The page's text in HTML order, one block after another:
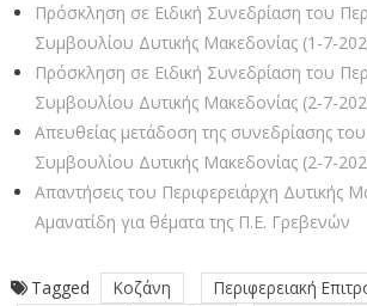
Πρόσκληση σε Ειδική Συνεδρίαση του
Συμβουλίου Δυτικής Μακεδονίας (1-7-
Πρόσκληση σε Ειδική Συνεδρίαση του
Συμβουλίου Δυτικής Μακεδονίας (2-7-
Απευθείας μετάδοση της συνεδρίασης
Συμβουλίου Δυτικής Μακεδονίας (2-7-
Απαντήσεις του Περιφερειάρχη Δυτικής
Αμανατίδη για θέματα της Π.Ε. Γρεβενών
Tagged Κοζάνη
Περιφερειακή